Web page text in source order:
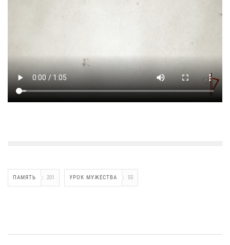
ПАМЯТЬ 201 УРОК МУЖЕСТВА 55